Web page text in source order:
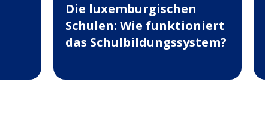
Die luxemburgischen
Schulen: Wie funktioniert
das Schulbildungssystem?